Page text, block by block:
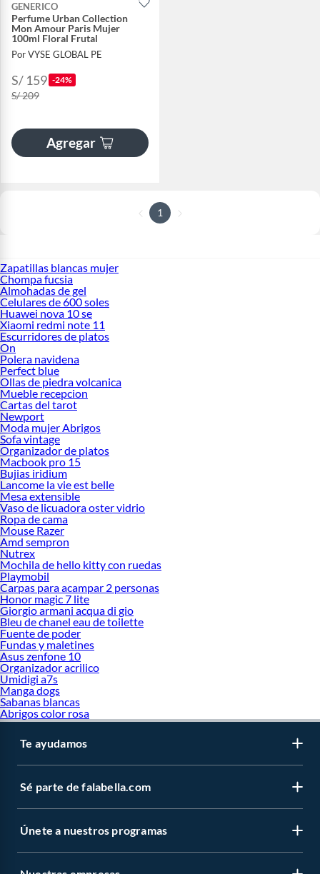
GENERICO
Perfume Urban Collection
Mon Amour Paris Mujer
100ml Floral Frutal
Por VYSE GLOBAL PE
S/ 159 -24%
S/ 209
Agregar
1
Zapatillas blancas mujer
Chompa fucsia
Almohadas de gel
Celulares de 600 soles
Huawei nova 10 se
Xiaomi redmi note 11
Escurridores de platos
On
Polera navidena
Perfect blue
Ollas de piedra volcanica
Mueble recepcion
Cartas del tarot
Newport
Moda mujer Abrigos
Sofa vintage
Organizador de platos
Macbook pro 15
Bujias iridium
Lancome la vie est belle
Mesa extensible
Vaso de licuadora oster vidrio
Ropa de cama
Mouse Razer
Amd sempron
Nutrex
Mochila de hello kitty con ruedas
Playmobil
Carpas para acampar 2 personas
Honor magic 7 lite
Giorgio armani acqua di gio
Bleu de chanel eau de toilette
Fuente de poder
Fundas y maletines
Asus zenfone 10
Organizador acrilico
Umidigi a7s
Manga dogs
Sabanas blancas
Abrigos color rosa
Te ayudamos
Sé parte de falabella.com
Únete a nuestros programas